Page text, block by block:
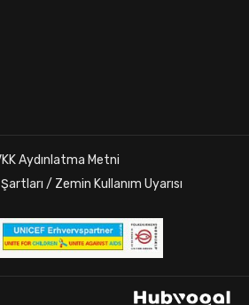
Aydınlatma Metni
/ Zemin Kullanım Uyarısı